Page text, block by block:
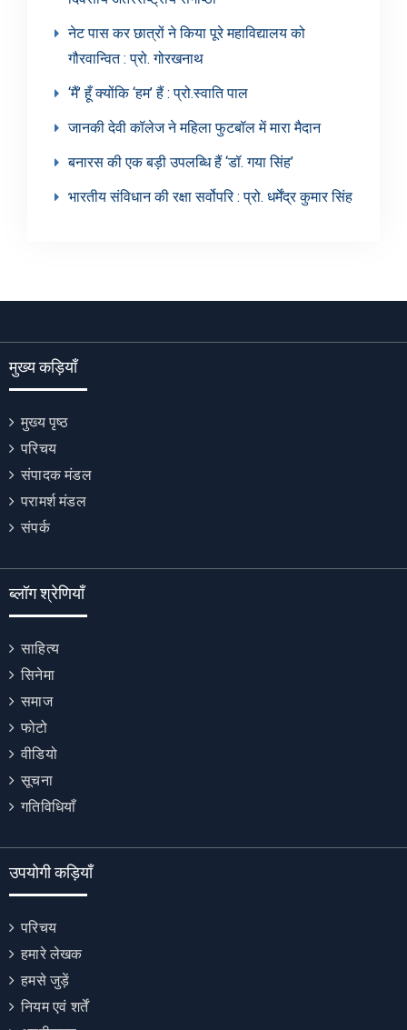
नेट पास कर छात्रों ने किया पूरे महाविद्यालय को
गौरवान्वित : प्रो. गोरखनाथ
‘मैं’ हूँ क्योंकि ‘हम’ हैं : प्रो.स्वाति पाल
जानकी देवी कॉलेज ने महिला फुटबॉल में मारा मैदान
बनारस की एक बड़ी उपलब्धि हैं ‘डॉ. गया सिंह’
भारतीय संविधान की रक्षा सर्वोपरि : प्रो. धर्मेंद्र कुमार सिंह
मुख्य कड़ियाँ
मुख्य पृष्ठ
परिचय
संपादक मंडल
परामर्श मंडल
संपर्क
ब्लॉग श्रेणियाँ
साहित्य
सिनेमा
समाज
फोटो
वीडियो
सूचना
गतिविधियाँ
उपयोगी कड़ियाँ
परिचय
हमारे लेखक
हमसे जुड़ें
नियम एवं शर्तें